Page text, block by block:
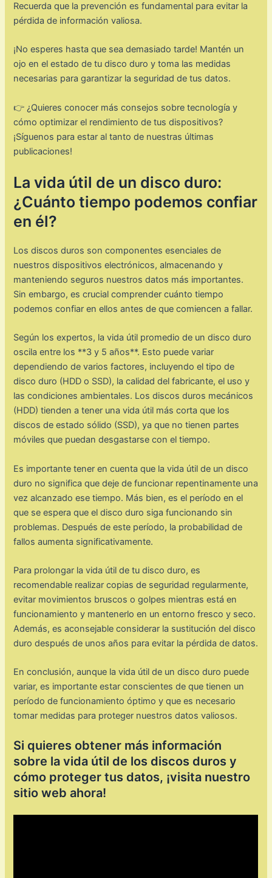
Recuerda que la prevención es fundamental para evitar la
pérdida de información valiosa.
¡No esperes hasta que sea demasiado tarde! Mantén un
ojo en el estado de tu disco duro y toma las medidas
necesarias para garantizar la seguridad de tus datos.
👉 ¿Quieres conocer más consejos sobre tecnología y
cómo optimizar el rendimiento de tus dispositivos?
¡Síguenos para estar al tanto de nuestras últimas
publicaciones!
La vida útil de un disco duro:
¿Cuánto tiempo podemos confiar
en él?
Los discos duros son componentes esenciales de
nuestros dispositivos electrónicos, almacenando y
manteniendo seguros nuestros datos más importantes.
Sin embargo, es crucial comprender cuánto tiempo
podemos confiar en ellos antes de que comiencen a fallar.
Según los expertos, la vida útil promedio de un disco duro
oscila entre los **3 y 5 años**. Esto puede variar
dependiendo de varios factores, incluyendo el tipo de
disco duro (HDD o SSD), la calidad del fabricante, el uso y
las condiciones ambientales. Los discos duros mecánicos
(HDD) tienden a tener una vida útil más corta que los
discos de estado sólido (SSD), ya que no tienen partes
móviles que puedan desgastarse con el tiempo.
Es importante tener en cuenta que la vida útil de un disco
duro no significa que deje de funcionar repentinamente una
vez alcanzado ese tiempo. Más bien, es el período en el
que se espera que el disco duro siga funcionando sin
problemas. Después de este período, la probabilidad de
fallos aumenta significativamente.
Para prolongar la vida útil de tu disco duro, es
recomendable realizar copias de seguridad regularmente,
evitar movimientos bruscos o golpes mientras está en
funcionamiento y mantenerlo en un entorno fresco y seco.
Además, es aconsejable considerar la sustitución del disco
duro después de unos años para evitar la pérdida de datos.
En conclusión, aunque la vida útil de un disco duro puede
variar, es importante estar conscientes de que tienen un
período de funcionamiento óptimo y que es necesario
tomar medidas para proteger nuestros datos valiosos.
Si quieres obtener más información
sobre la vida útil de los discos duros y
cómo proteger tus datos, ¡visita nuestro
sitio web ahora!